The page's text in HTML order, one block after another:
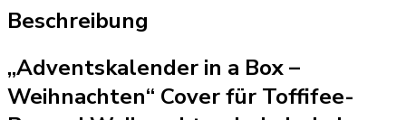
Cover
für
Menge
Beschreibung
„Adventskalender in a Box –
Weihnachten“ Cover für Toffifee-